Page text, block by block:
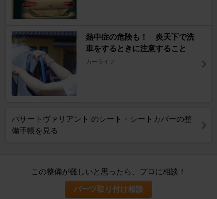
熱中症の危険も！ 炎天下で洗
車をするときに注意すること
カーライフ
パサートヴァリアント のシート・シートカバーの整
備手帳を見る
この整備が難しいと思ったら、プロに相談！
パーツ取り付け相談